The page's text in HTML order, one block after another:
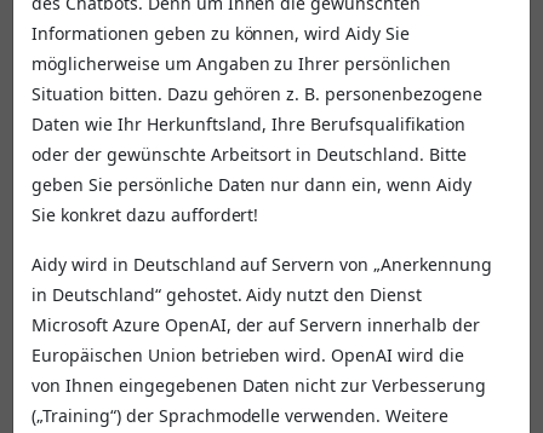
Willkommen
Ich bin Aidy und unterstütze Sie mit ersten
Informationen rund um die Anerkennung Ihrer
ausländischen Berufsqualifikation. Bei welcher Frage
kann ich helfen?
Informationen geben zu können, wird Aidy Sie
möglicherweise um Angaben zu Ihrer persönlichen
Situation bitten. Dazu gehören z. B. personenbezogene
Daten wie Ihr Herkunftsland, Ihre Berufsqualifikation
oder der gewünschte Arbeitsort in Deutschland. Bitte
geben Sie persönliche Daten nur dann ein, wenn Aidy
Sie konkret dazu auffordert!
Aidy wird in Deutschland auf Servern von „Anerkennung
in Deutschland“ gehostet. Aidy nutzt den Dienst
Microsoft Azure OpenAI, der auf Servern innerhalb der
Europäischen Union betrieben wird. OpenAI wird die
von Ihnen eingegebenen Daten nicht zur Verbesserung
(„Training“) der Sprachmodelle verwenden. Weitere